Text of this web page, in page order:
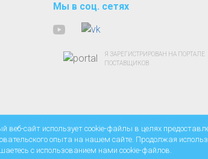
Мы в соц. сетях
Я ЗАРЕГИСТРИРОВАН НА ПОРТАЛЕ
ПОСТАВЩИКОВ
разрешения владельца любое использование
веб-сайт использует cookie-файлы в целях
опыта на нашем сайте. Продолжая
с использованием нами cookie-файлов.